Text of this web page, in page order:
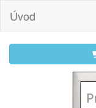
Úvod